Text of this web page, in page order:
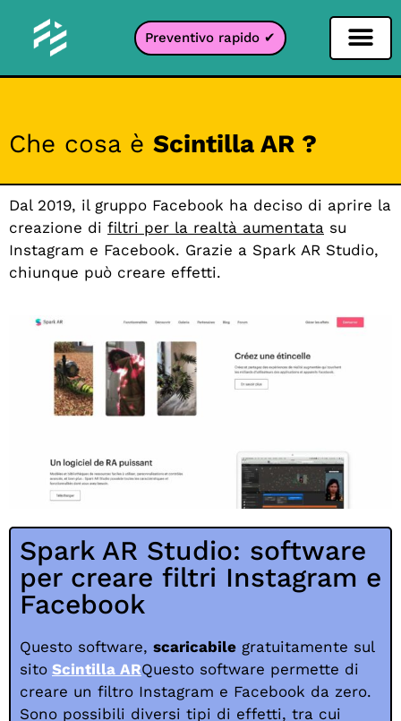
Preventivo rapido ✔
Che cosa è Scintilla AR ?
Dal 2019, il gruppo Facebook ha deciso di aprire la
creazione di filtri per la realtà aumentata su
Instagram e Facebook. Grazie a Spark AR Studio,
chiunque può creare effetti.
Spark AR Studio: software
per creare filtri Instagram e
Facebook
Questo software, scaricabile gratuitamente sul
sito Scintilla ARQuesto software permette di
creare un filtro Instagram e Facebook da zero.
Sono possibili diversi tipi di effetti, tra cui